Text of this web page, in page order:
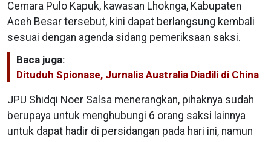
Cemara Pulo Kapuk, kawasan Lhoknga, Kabupaten
Aceh Besar tersebut, kini dapat berlangsung kembali
sesuai dengan agenda sidang pemeriksaan saksi.
Baca juga:
Dituduh Spionase, Jurnalis Australia Diadili di China
JPU Shidqi Noer Salsa menerangkan, pihaknya sudah
berupaya untuk menghubungi 6 orang saksi lainnya
untuk dapat hadir di persidangan pada hari ini, namun